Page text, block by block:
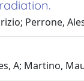
Perrone,
A; Martino,